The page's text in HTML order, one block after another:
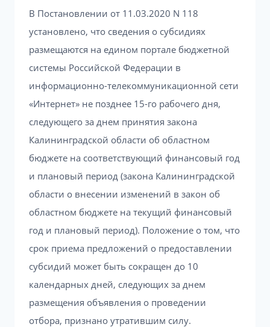
В Постановлении от 11.03.2020 N 118
установлено, что сведения о субсидиях
размещаются на едином портале бюджетной
системы Российской Федерации в
информационно-телекоммуникационной сети
«Интернет» не позднее 15-го рабочего дня,
следующего за днем принятия закона
Калининградской области об областном
бюджете на соответствующий финансовый год
и плановый период (закона Калининградской
области о внесении изменений в закон об
областном бюджете на текущий финансовый
год и плановый период). Положение о том, что
срок приема предложений о предоставлении
субсидий может быть сокращен до 10
календарных дней, следующих за днем
размещения объявления о проведении
отбора, признано утратившим силу.